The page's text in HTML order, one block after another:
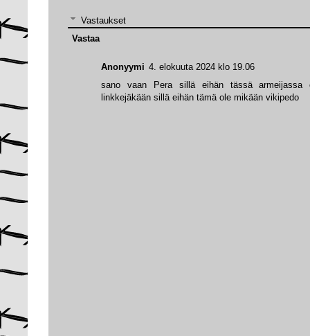
Vastaukset
Anonyymi 4. elokuuta 2024 klo 19.06
sano vaan Pera sillä eihän tässä
linkkejäkään sillä eihän tämä ole mikään vikipedo
Vastaa